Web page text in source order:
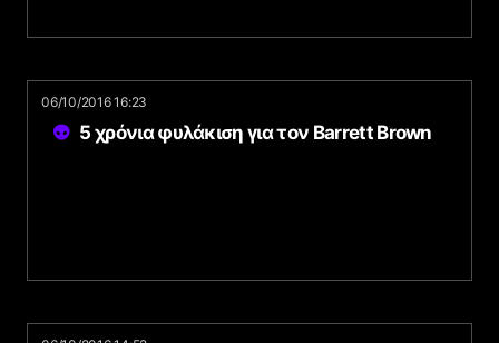
06/10/2016 16:23
5 χρόνια φυλάκιση για τον Barrett Brown